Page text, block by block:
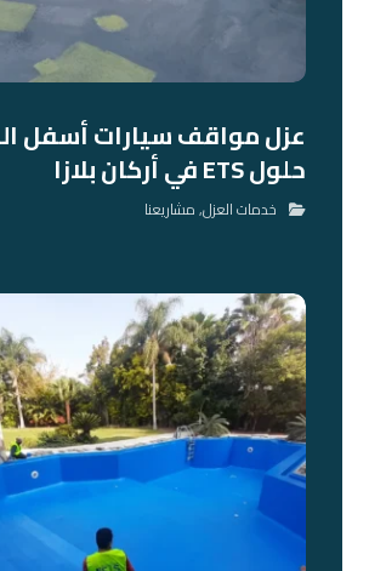
عزل مواقف سيارات أسفل
حلول ETS في أركان بلازا
خدمات العزل,مشاريعنا